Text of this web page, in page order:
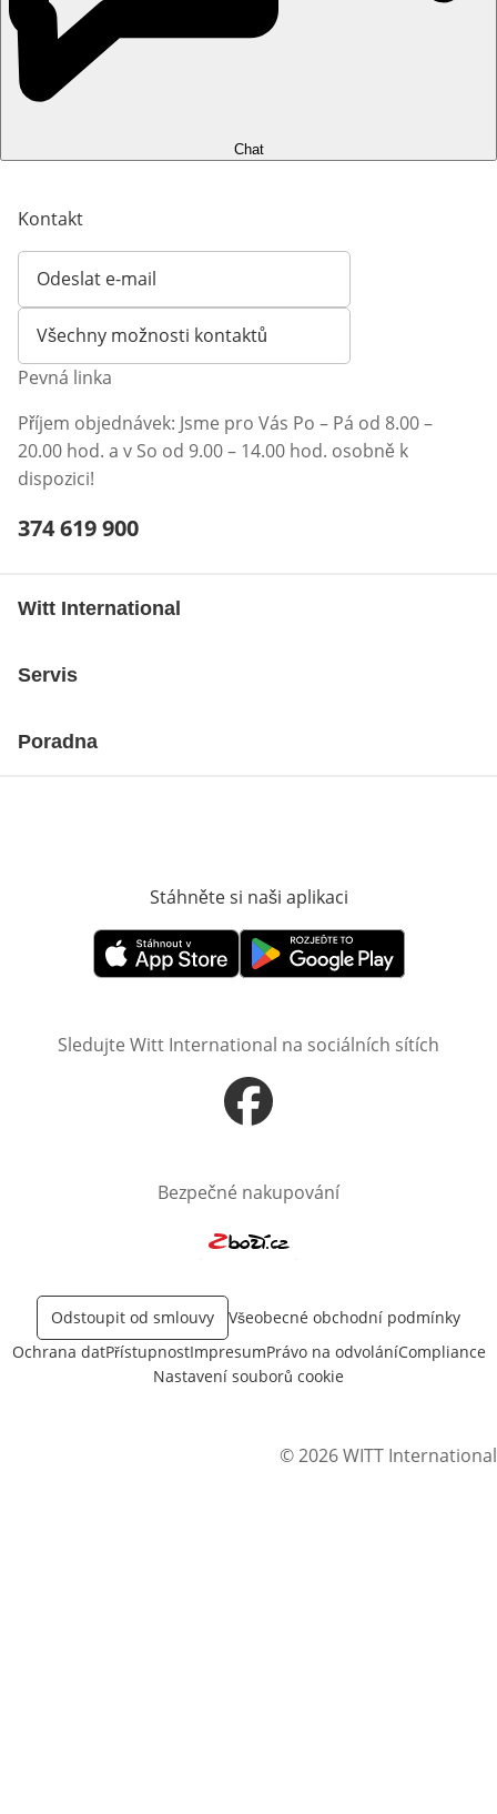
Chat
Kontakt
Odeslat e-mail
Otevírá e-mailového klienta
Všechny možnosti kontaktů
Pevná linka
Příjem objednávek: Jsme pro Vás Po – Pá od 8.00 –
20.00 hod. a v So od 9.00 – 14.00 hod. osobně k
dispozici!
Telefonní číslo:
374 619 900
Witt International
Servis
Poradna
Stáhněte si naši aplikaci
Otevře v novém okněOtevře v novém okně
Sledujte Witt International na sociálních sítích
Otevře v novém okně
Bezpečné nakupování
Odstoupit od smlouvy
Všeobecné obchodní podmínky
Ochrana datPřístupnostImpresumPrávo na odvoláníCompliance
Nastavení souborů cookie
© 2026 WITT International